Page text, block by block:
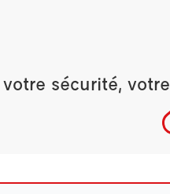
sécurité, votre